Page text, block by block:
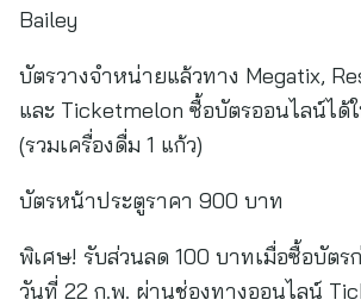
Bailey
บัตรวางจำหน่ายแล้วทาง Megatix,
และ Ticketmelon ซื้อบัตรออนไลน์ได้
(รวมเครื่องดื่ม 1 แก้ว)
บัตรหน้าประตูราคา 900 บาท
พิเศษ! รับส่วนลด 100 บาทเมื่อซื้อบัตร
วันที่ 22 ก.พ. ผ่านช่องทางออนไลน์